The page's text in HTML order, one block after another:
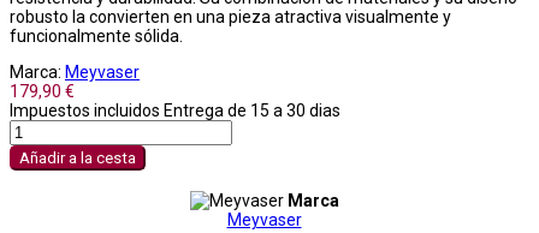
robusto la convierten en una pieza atractiva visualmente y
funcionalmente sólida.
Marca: Meyvaser
179,90 €
Impuestos incluidos Entrega de 15 a 30 dias
Añadir a la cesta
Marca
Meyvaser